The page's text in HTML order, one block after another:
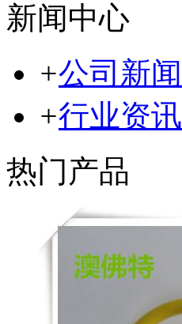
新闻中心
+公司新闻
+行业资讯
热门产品